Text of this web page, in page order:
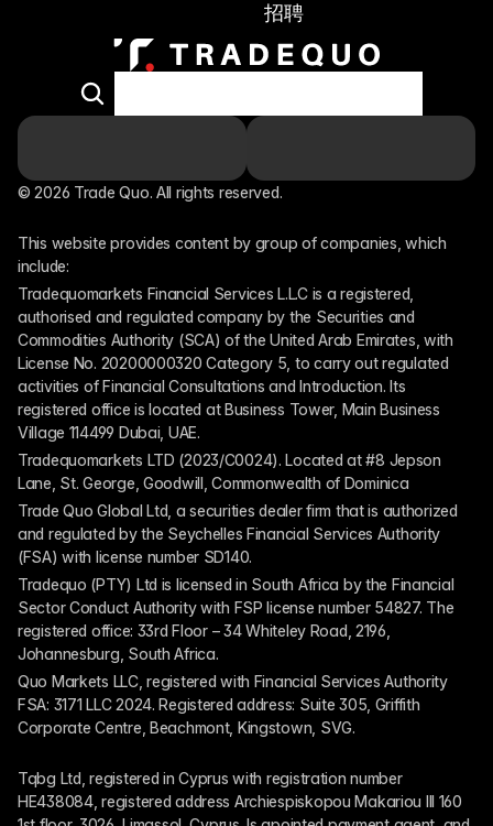
招聘
© 2026 Trade Quo. All rights reserved.
This website provides content by group of companies, which
include:
Tradequomarkets Financial Services L.L.C is a registered,
authorised and regulated company by the Securities and
Commodities Authority (SCA) of the United Arab Emirates, with
License No. 20200000320 Category 5, to carry out regulated
activities of Financial Consultations and Introduction. Its
registered office is located at Business Tower, Main Business
Village 114499 Dubai, UAE.
Tradequomarkets LTD (2023/C0024). Located at #8 Jepson
Lane, St. George, Goodwill, Commonwealth of Dominica
Trade Quo Global Ltd, a securities dealer firm that is authorized
and regulated by the Seychelles Financial Services Authority
(FSA) with license number SD140.
Tradequo (PTY) Ltd is licensed in South Africa by the Financial
Sector Conduct Authority with FSP license number 54827. The
registered office: 33rd Floor – 34 Whiteley Road, 2196,
Johannesburg, South Africa.
Quo Markets LLC, registered with Financial Services Authority
FSA: 3171 LLC 2024. Registered address: Suite 305, Griffith
Corporate Centre, Beachmont, Kingstown, SVG.
Tqbg Ltd, registered in Cyprus with registration number
HE438084, registered address Archiespiskopou Makariou III 160